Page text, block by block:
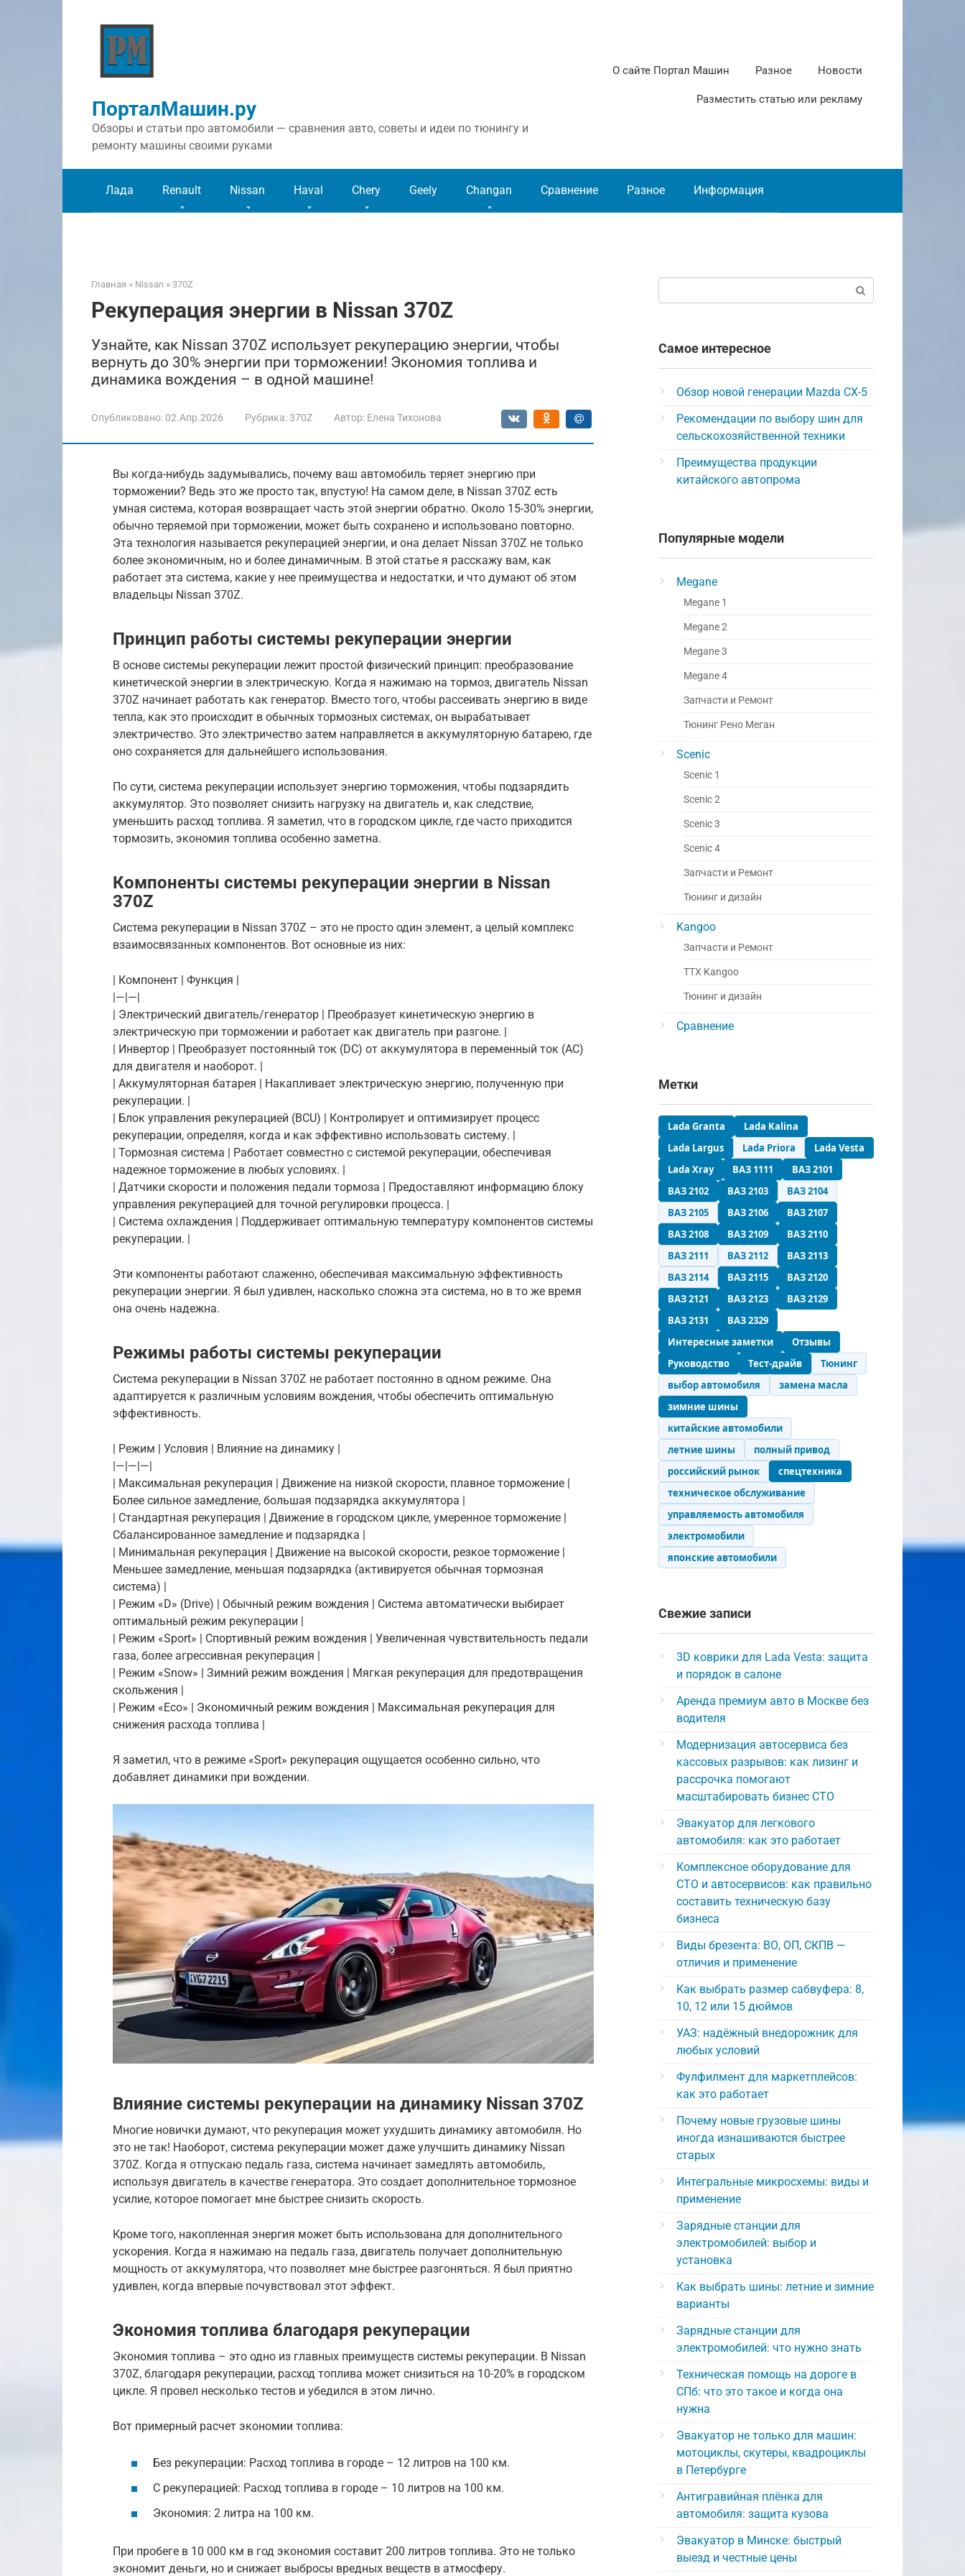
ПорталМашин.ру
Обзоры и статьи про автомобили — сравнения авто, советы и идеи по тюнингу и
ремонту машины своими руками
О сайте Портал Машин Разное Новости
Разместить статью или рекламу
Лада Renault Nissan Haval Chery Geely Changan Сравнение Разное Информация
Главная » Nissan » 370Z
Рекуперация энергии в Nissan 370Z
Узнайте, как Nissan 370Z использует рекуперацию энергии, чтобы
вернуть до 30% энергии при торможении! Экономия топлива и
динамика вождения – в одной машине!
Опубликовано: 02.Апр.2026 Рубрика:370Z Автор: Елена Тихонова
Вы когда-нибудь задумывались, почему ваш автомобиль теряет энергию при
торможении? Ведь это же просто так, впустую! На самом деле, в Nissan 370Z есть
умная система, которая возвращает часть этой энергии обратно. Около 15-30% энергии,
обычно теряемой при торможении, может быть сохранено и использовано повторно.
Эта технология называется рекуперацией энергии, и она делает Nissan 370Z не только
более экономичным, но и более динамичным. В этой статье я расскажу вам, как
работает эта система, какие у нее преимущества и недостатки, и что думают об этом
владельцы Nissan 370Z.
Принцип работы системы рекуперации энергии
В основе системы рекуперации лежит простой физический принцип: преобразование
кинетической энергии в электрическую. Когда я нажимаю на тормоз, двигатель Nissan
370Z начинает работать как генератор. Вместо того, чтобы рассеивать энергию в виде
тепла, как это происходит в обычных тормозных системах, он вырабатывает
электричество. Это электричество затем направляется в аккумуляторную батарею, где
оно сохраняется для дальнейшего использования.
По сути, система рекуперации использует энергию торможения, чтобы подзарядить
аккумулятор. Это позволяет снизить нагрузку на двигатель и, как следствие,
уменьшить расход топлива. Я заметил, что в городском цикле, где часто приходится
тормозить, экономия топлива особенно заметна.
Компоненты системы рекуперации энергии в Nissan
370Z
Система рекуперации в Nissan 370Z – это не просто один элемент, а целый комплекс
взаимосвязанных компонентов. Вот основные из них:
| Компонент | Функция |
|—|—|
| Электрический двигатель/генератор | Преобразует кинетическую энергию в
электрическую при торможении и работает как двигатель при разгоне. |
| Инвертор | Преобразует постоянный ток (DC) от аккумулятора в переменный ток (AC)
для двигателя и наоборот. |
| Аккумуляторная батарея | Накапливает электрическую энергию, полученную при
рекуперации. |
| Блок управления рекуперацией (BCU) | Контролирует и оптимизирует процесс
рекуперации, определяя, когда и как эффективно использовать систему. |
| Тормозная система | Работает совместно с системой рекуперации, обеспечивая
надежное торможение в любых условиях. |
| Датчики скорости и положения педали тормоза | Предоставляют информацию блоку
управления рекуперацией для точной регулировки процесса. |
| Система охлаждения | Поддерживает оптимальную температуру компонентов системы
рекуперации. |
Эти компоненты работают слаженно, обеспечивая максимальную эффективность
рекуперации энергии. Я был удивлен, насколько сложна эта система, но в то же время
она очень надежна.
Режимы работы системы рекуперации
Система рекуперации в Nissan 370Z не работает постоянно в одном режиме. Она
адаптируется к различным условиям вождения, чтобы обеспечить оптимальную
эффективность.
| Режим | Условия | Влияние на динамику |
|—|—|—|
| Максимальная рекуперация | Движение на низкой скорости, плавное торможение |
Более сильное замедление, большая подзарядка аккумулятора |
| Стандартная рекуперация | Движение в городском цикле, умеренное торможение |
Сбалансированное замедление и подзарядка |
| Минимальная рекуперация | Движение на высокой скорости, резкое торможение |
Меньшее замедление, меньшая подзарядка (активируется обычная тормозная
система) |
| Режим «D» (Drive) | Обычный режим вождения | Система автоматически выбирает
оптимальный режим рекуперации |
| Режим «Sport» | Спортивный режим вождения | Увеличенная чувствительность педали
газа, более агрессивная рекуперация |
| Режим «Snow» | Зимний режим вождения | Мягкая рекуперация для предотвращения
скольжения |
| Режим «Eco» | Экономичный режим вождения | Максимальная рекуперация для
снижения расхода топлива |
Я заметил, что в режиме «Sport» рекуперация ощущается особенно сильно, что
добавляет динамики при вождении.
Влияние системы рекуперации на динамику Nissan 370Z
Многие новички думают, что рекуперация может ухудшить динамику автомобиля. Но
это не так! Наоборот, система рекуперации может даже улучшить динамику Nissan
370Z. Когда я отпускаю педаль газа, система начинает замедлять автомобиль,
используя двигатель в качестве генератора. Это создает дополнительное тормозное
усилие, которое помогает мне быстрее снизить скорость.
Кроме того, накопленная энергия может быть использована для дополнительного
ускорения. Когда я нажимаю на педаль газа, двигатель получает дополнительную
мощность от аккумулятора, что позволяет мне быстрее разгоняться. Я был приятно
удивлен, когда впервые почувствовал этот эффект.
Экономия топлива благодаря рекуперации
Экономия топлива – это одно из главных преимуществ системы рекуперации. В Nissan
370Z, благодаря рекуперации, расход топлива может снизиться на 10-20% в городском
цикле. Я провел несколько тестов и убедился в этом лично.
Вот примерный расчет экономии топлива:
Без рекуперации: Расход топлива в городе – 12 литров на 100 км.
С рекуперацией: Расход топлива в городе – 10 литров на 100 км.
Экономия: 2 литра на 100 км.
При пробеге в 10 000 км в год экономия составит 200 литров топлива. Это не только
экономит деньги, но и снижает выбросы вредных веществ в атмосферу.
Самое интересное
Обзор новой генерации Mazda CX-5
Рекомендации по выбору шин для
сельскохозяйственной техники
Преимущества продукции
китайского автопрома
Популярные модели
Megane
Megane 1
Megane 2
Megane 3
Megane 4
Запчасти и Ремонт
Тюнинг Рено Меган
Scenic
Scenic 1
Scenic 2
Scenic 3
Scenic 4
Запчасти и Ремонт
Тюнинг и дизайн
Kangoo
Запчасти и Ремонт
ТТХ Kangoo
Тюнинг и дизайн
Сравнение
Метки
Lada Granta
Lada Kalina
Lada Largus
Lada Priora
Lada Vesta
Lada Xray
ВАЗ 1111
ВАЗ 2101
ВАЗ 2102
ВАЗ 2103
ВАЗ 2104
ВАЗ 2105
ВАЗ 2106
ВАЗ 2107
ВАЗ 2108
ВАЗ 2109
ВАЗ 2110
ВАЗ 2111
ВАЗ 2112
ВАЗ 2113
ВАЗ 2114
ВАЗ 2115
ВАЗ 2120
ВАЗ 2121
ВАЗ 2123
ВАЗ 2129
ВАЗ 2131
ВАЗ 2329
Интересные заметки
Отзывы
Руководство
Тест-драйв
Тюнинг
выбор автомобиля
замена масла
зимние шины
китайские автомобили
летние шины
полный привод
российский рынок
спецтехника
техническое обслуживание
управляемость автомобиля
электромобили
японские автомобили
Свежие записи
3D коврики для Lada Vesta: защита
и порядок в салоне
Аренда премиум авто в Москве без
водителя
Модернизация автосервиса без
кассовых разрывов: как лизинг и
рассрочка помогают
масштабировать бизнес СТО
Эвакуатор для легкового
автомобиля: как это работает
Комплексное оборудование для
СТО и автосервисов: как правильно
составить техническую базу
бизнеса
Виды брезента: ВО, ОП, СКПВ —
отличия и применение
Как выбрать размер сабвуфера: 8,
10, 12 или 15 дюймов
УАЗ: надёжный внедорожник для
любых условий
Фулфилмент для маркетплейсов:
как это работает
Почему новые грузовые шины
иногда изнашиваются быстрее
старых
Интегральные микросхемы: виды и
применение
Зарядные станции для
электромобилей: выбор и
установка
Как выбрать шины: летние и зимние
варианты
Зарядные станции для
электромобилей: что нужно знать
Техническая помощь на дороге в
СПб: что это такое и когда она
нужна
Эвакуатор не только для машин:
мотоциклы, скутеры, квадроциклы
в Петербурге
Антигравийная плёнка для
автомобиля: защита кузова
Эвакуатор в Минске: быстрый
выезд и честные цены